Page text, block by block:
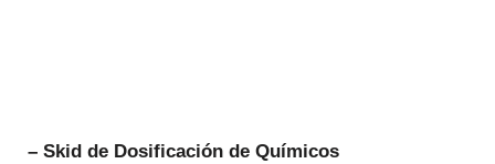
– Skid de Dosificación de Químicos